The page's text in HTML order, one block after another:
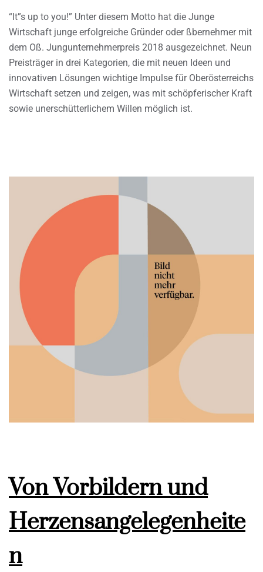
“It”s up to you!” Unter diesem Motto hat die Junge
Wirtschaft junge erfolgreiche Gründer oder ßbernehmer mit
dem Oß. Jungunternehmerpreis 2018 ausgezeichnet. Neun
Preisträger in drei Kategorien, die mit neuen Ideen und
innovativen Lösungen wichtige Impulse für Oberösterreichs
Wirtschaft setzen und zeigen, was mit schöpferischer Kraft
sowie unerschütterlichem Willen möglich ist.
Von Vorbildern und
Herzensangelegenheite
n